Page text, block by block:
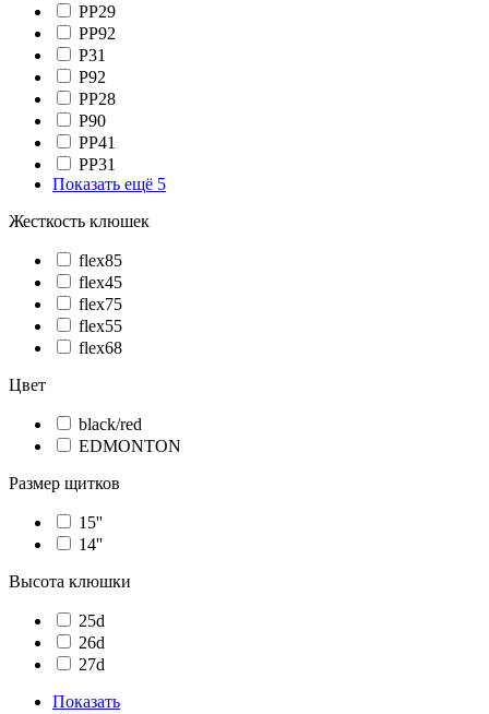
PP29
PP92
P31
P92
PP28
P90
PP41
PP31
Показать ещё 5
Жесткость клюшек
flex85
flex45
flex75
flex55
flex68
Цвет
black/red
EDMONTON
Размер щитков
15''
14''
Высота клюшки
25d
26d
27d
Показать